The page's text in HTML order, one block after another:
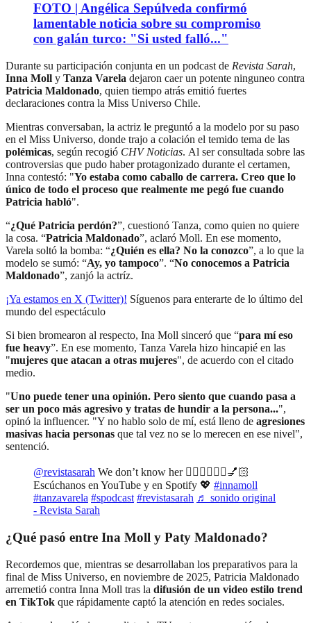
FOTO | Angélica Sepúlveda confirmó
lamentable noticia sobre su compromiso
con galán turco: "Si usted falló..."
Durante su participación conjunta en un podcast de Revista Sarah,
Inna Moll y Tanza Varela dejaron caer un potente ninguneo contra
Patricia Maldonado, quien tiempo atrás emitió fuertes
declaraciones contra la Miss Universo Chile.
Mientras conversaban, la actriz le preguntó a la modelo por su paso
en el Miss Universo, donde trajo a colación el temido tema de las
polémicas, según recogió CHV Noticias. Al ser consultada sobre las
controversias que pudo haber protagonizado durante el certamen,
Inna contestó: "Yo estaba como caballo de carrera. Creo que lo
único de todo el proceso que realmente me pegó fue cuando
Patricia habló".
“¿Qué Patricia perdón?”, cuestionó Tanza, como quien no quiere
la cosa. “Patricia Maldonado”, aclaró Moll. En ese momento,
Varela soltó la bomba: “¿Quién es ella? No la conozco”, a lo que la
modelo se sumó: “Ay, yo tampoco”. “No conocemos a Patricia
Maldonado”, zanjó la actríz.
¡Ya estamos en X (Twitter)! Síguenos para enterarte de lo último del
mundo del espectáculo
Si bien bromearon al respecto, Ina Moll sinceró que “para mí eso
fue heavy”. En ese momento, Tanza Varela hizo hincapié en las
"mujeres que atacan a otras mujeres", de acuerdo con el citado
medio.
"Uno puede tener una opinión. Pero siento que cuando pasa a
ser un poco más agresivo y tratas de hundir a la persona...",
opinó la influencer. "Y no hablo solo de mí, está lleno de agresiones
masivas hacia personas que tal vez no se lo merecen en ese nivel",
sentenció.
@revistasarah We don’t know her 💁🏼‍♀️💁🏼‍♀️💅🏻
Escúchanos en YouTube y en Spotify 💖 #innamoll
#tanzavarela #spodcast #revistasarah ♬ sonido original
- Revista Sarah
¿Qué pasó entre Ina Moll y Paty Maldonado?
Recordemos que, mientras se desarrollaban los preparativos para la
final de Miss Universo, en noviembre de 2025, Patricia Maldonado
arremetió contra Inna Moll tras la difusión de un video estilo trend
en TikTok que rápidamente captó la atención en redes sociales.